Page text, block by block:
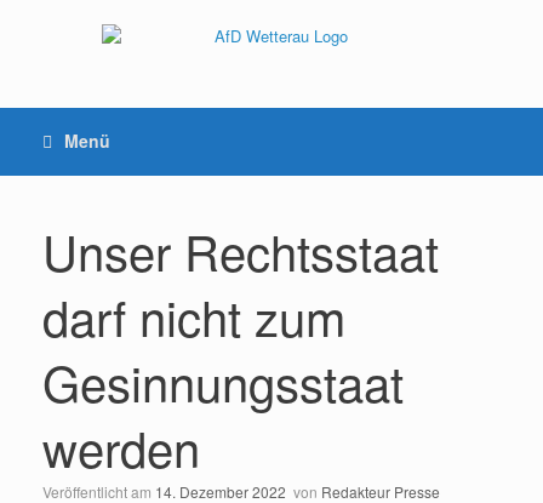
Menü
Unser Rechtsstaat
darf nicht zum
Gesinnungsstaat
werden
Veröffentlicht am 14. Dezember 2022 von Redakteur Presse